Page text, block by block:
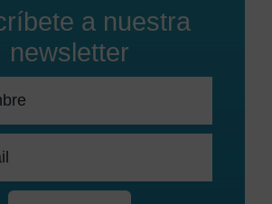
a nuestra
newsletter